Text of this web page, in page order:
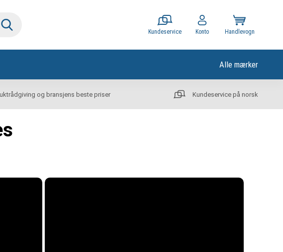
Kundeservice Konto Handlevogn
Alle mærker
og bransjens beste priser Kundeservice på norsk